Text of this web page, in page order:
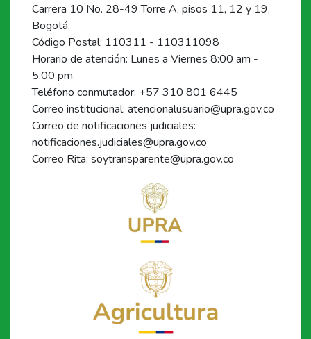
Carrera 10 No. 28-49 Torre A, pisos 11, 12 y 19,
Bogotá.
Código Postal: 110311 - 110311098
Horario de atención: Lunes a Viernes 8:00 am -
5:00 pm.
Teléfono conmutador: +57 310 801 6445
Correo institucional: atencionalusuario@upra.gov.co
Correo de notificaciones judiciales:
notificaciones.judiciales@upra.gov.co
Correo Rita: soytransparente@upra.gov.co